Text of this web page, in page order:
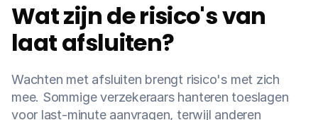
Wat zijn de risico's van
laat afsluiten?
Wachten met afsluiten brengt risico's met zich
mee. Sommige verzekeraars hanteren toeslagen
voor last-minute aanvragen, terwijl anderen